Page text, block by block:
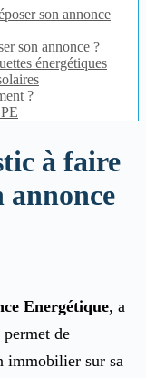
son annonce
son annonce ?
énergétiques
?
à faire
annonce
Energétique, a
de
immobilier sur sa